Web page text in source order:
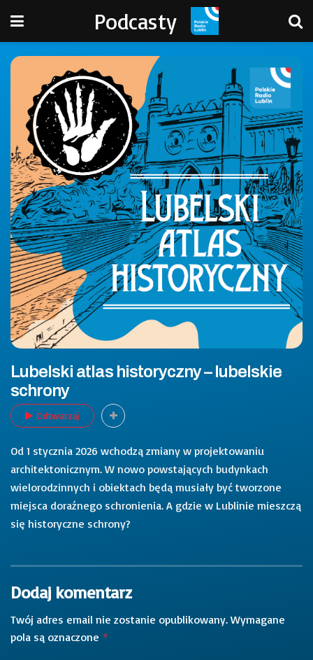
Podcasty
Lubelski atlas historyczny – lubelskie
schrony
Odtwarzaj
Od 1 stycznia 2026 wchodzą zmiany w projektowaniu
architektonicznym. W nowo powstających budynkach
wielorodzinnych i obiektach będą musiały być tworzone
miejsca doraźnego schronienia. A gdzie w Lublinie mieszczą
się historyczne schrony?
Dodaj komentarz
Twój adres email nie zostanie opublikowany. Wymagane
pola są oznaczone *